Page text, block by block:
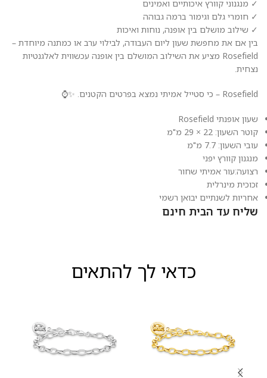
✓ מנגנוני קוורץ איכותיים ואמינים
✓ חומרי גלם וגימור ברמה גבוהה
✓ שילוב מושלם בין אופנה, נוחות ואיכות
בין אם את מחפשת שעון ליום העבודה, לבילוי ערב או כמתנה מיוחדת –
Rosefield מציע את השילוב המושלם בין אופנה עכשווית לאלגנטיות
נצחית.
Rosefield – כי סטייל אמיתי נמצא בפרטים הקטנים. ✨⌚
שעון אופנתי Rosefield
קוטר השעון: 22 × 29 מ"מ
עובי השעון: 7.7 מ"מ
מנגנון קוורץ יפני
רצועה:עור אמיתי שחור
זכוכית מינרלית
אחריות לשנתיים יבואן רשמי
שליח עד הבית חינם
כדאי לך להתאים